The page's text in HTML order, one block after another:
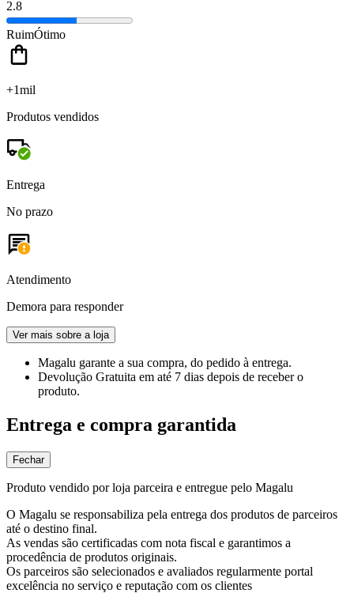
2.8
RuimÓtimo
+1mil
Produtos vendidos
Entrega
No prazo
Atendimento
Demora para responder
Ver mais sobre a loja
Magalu garante a sua compra, do pedido à entrega.
Devolução Gratuita em até 7 dias depois de receber o
produto.
Entrega e compra garantida
Fechar
Produto vendido por loja parceira e entregue pelo Magalu
O Magalu se responsabiliza pela entrega dos produtos de parceiros
até o destino final.
As vendas são certificadas com nota fiscal e garantimos a
procedência de produtos originais.
Os parceiros são selecionados e avaliados regularmente portal
excelência no serviço e reputação com os clientes